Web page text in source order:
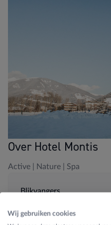
Wij gebruiken cookies
Over Hotel Montis
Active | Nature | Spa
Blikvangers
200m van dalstation